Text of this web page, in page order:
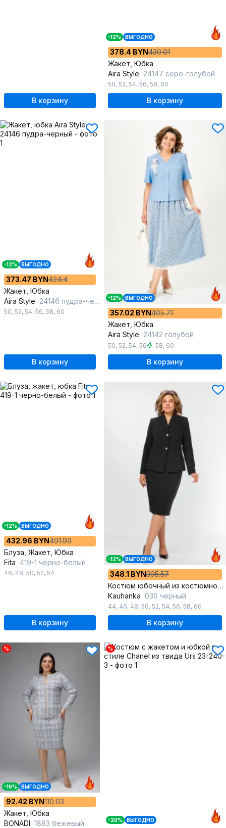
В корзину
-12% ВЫГОДНО
378.4 BYN430.01
Жакет, Юбка
Aira Style 24147 серо-голубой
50, 52, 54, 56, 58, 60
В корзину
-12% ВЫГОДНО
373.47 BYN424.4
Жакет, Юбка
Aira Style 24146 пудра-черный
50, 52, 54, 56, 58, 60
В корзину
-12% ВЫГОДНО
357.02 BYN405.71
Жакет, Юбка
Aira Style 24142 голубой
50, 52, 54, 56 , 58, 60
В корзину
-12% ВЫГОДНО
432.96 BYN491.99
Блуза, Жакет, Юбка
Fita 419-1 черно-белый
46, 48, 50, 52, 54
В корзину
-12% ВЫГОДНО
348.1 BYN395.57
Костюм юбочный из костюмной ткани полуприлегающий
Kauhanka 036 черный
44, 46, 48, 50, 52, 54, 56, 58, 60
В корзину
%
-16% ВЫГОДНО
92.42 BYN110.03
Жакет, Юбка
BONADI 1883 бежевый
%
-20% ВЫГОДНО